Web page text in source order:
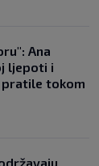
Ana
ljepoti i
pratile tokom